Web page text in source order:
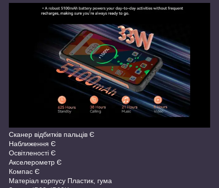
Сканер відбитків пальців Є
Наближення Є
Освітленості Є
Акселерометр Є
Компас Є
Матеріал корпусу Пластик, гума